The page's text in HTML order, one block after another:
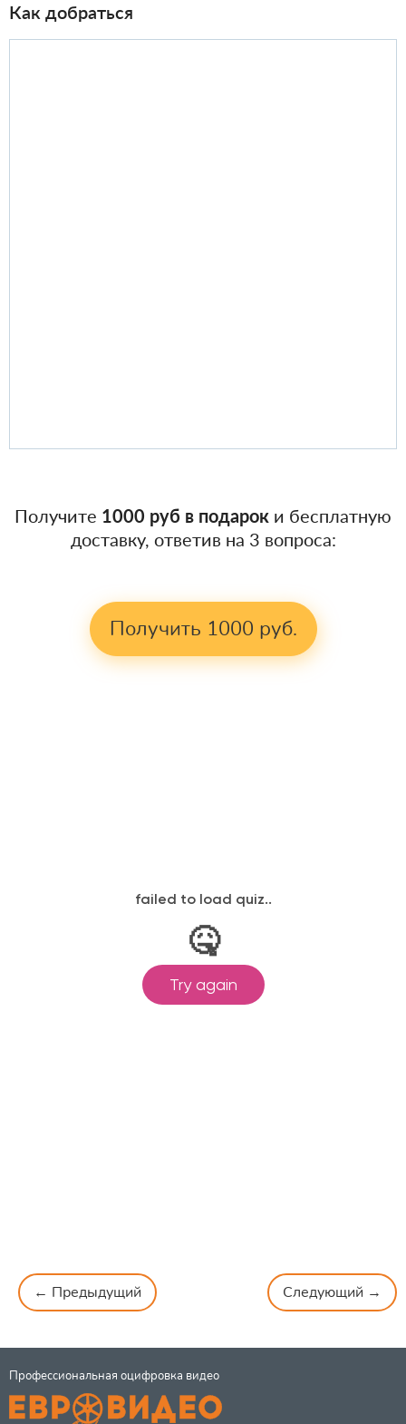
Как добраться
Получите 1000 руб в подарок и бесплатную
доставку, ответив на 3 вопроса:
Получить 1000 руб.
← Предыдущий Следующий →
Профессиональная оцифровка видео